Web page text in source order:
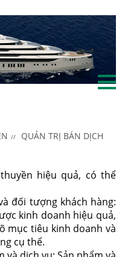
QUẢN TRỊ BÁN DỊCH
hiệu quả, có thể
đối tượng khách hàng:
kinh doanh hiệu quả,
mục tiêu kinh doanh và
cụ thể.